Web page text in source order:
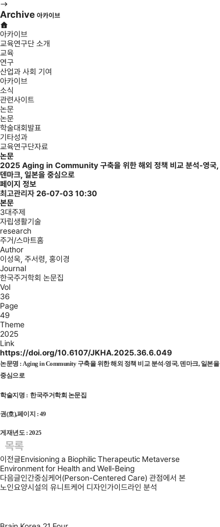
Archive 아카이브
아카이브
교육연구단 소개
교육
연구
산업과 사회 기여
아카이브
소식
관련사이트
논문
논문
학술대회발표
기타성과
교육연구단자료
논문
2025 Aging in Community 구축을 위한 해외 정책 비교 분석-영국,
덴마크, 일본을 중심으로
페이지 정보
최고관리자 26-07-03 10:30
본문
3대주제
자립생활기술
research
주거/스마트홈
Author
이성욱, 주서령, 홍이경
Journal
한국주거학회 논문집
Vol
36
Page
49
Theme
2025
Link
https://doi.org/10.6107/JKHA.2025.36.6.049
논문명 : Aging in Community 구축을 위한 해외 정책 비교 분석-영국, 덴마크, 일본을
중심으로
학술지명 : 한국주거학회 논문집
권(호),페이지 : 49
게재년도 : 2025
목록
이전글Envisioning a Biophilic Therapeutic Metaverse
Environment for Health and Well-Being
다음글인간중심케어(Person-Centered Care) 관점에서 본
노인요양시설의 유니트케어 디자인가이드라인 분석